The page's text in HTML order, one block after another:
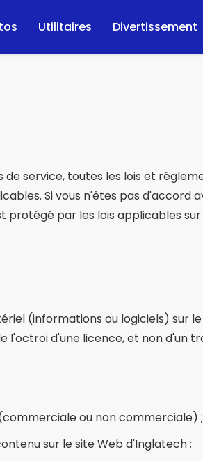
Utilitaires Divertissement
service, toutes les lois et
Si vous n'êtes pas d'accord
par les lois applicables
(informations ou logiciels) sur
l'octroi d'une licence, et non d'un
ou non commerciale) ;
sur le site Web d'Inglatech ;